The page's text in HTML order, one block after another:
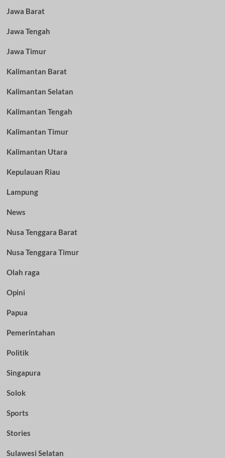
Jawa Barat
Jawa Tengah
Jawa Timur
Kalimantan Barat
Kalimantan Selatan
Kalimantan Tengah
Kalimantan Timur
Kalimantan Utara
Kepulauan Riau
Lampung
News
Nusa Tenggara Barat
Nusa Tenggara Timur
Olah raga
Opini
Papua
Pemerintahan
Politik
Singapura
Solok
Sports
Stories
Sulawesi Selatan